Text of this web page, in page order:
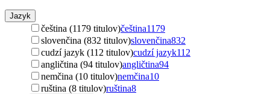
Jazyk
čeština (1179 titulov)čeština1179
slovenčina (832 titulov)slovenčina832
cudzí jazyk (112 titulov)cudzí jazyk112
angličtina (94 titulov)angličtina94
nemčina (10 titulov)nemčina10
ruština (8 titulov)ruština8